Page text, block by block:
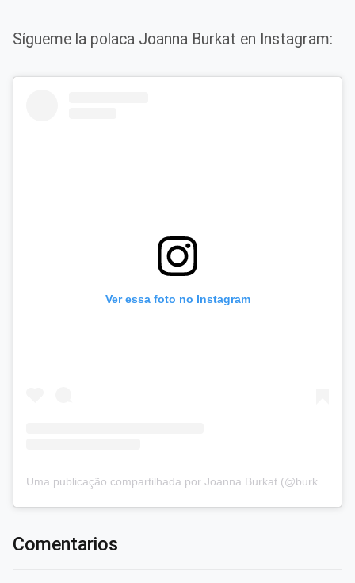
Sígueme la polaca Joanna Burkat en Instagram:
Ver essa foto no Instagram
Comentarios